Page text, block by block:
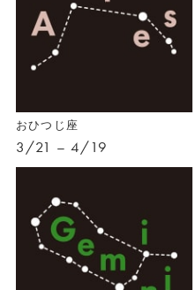
おひつじ座
3/21 – 4/19